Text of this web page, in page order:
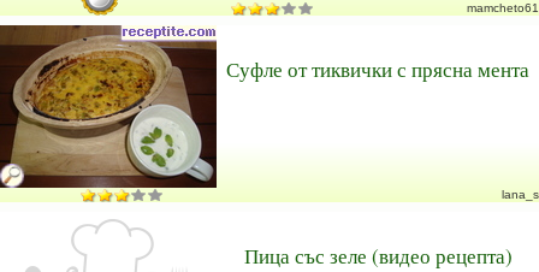
mamcheto61
Суфле от тиквички с прясна мента
lana_s
Пица със зеле (видео рецепта)